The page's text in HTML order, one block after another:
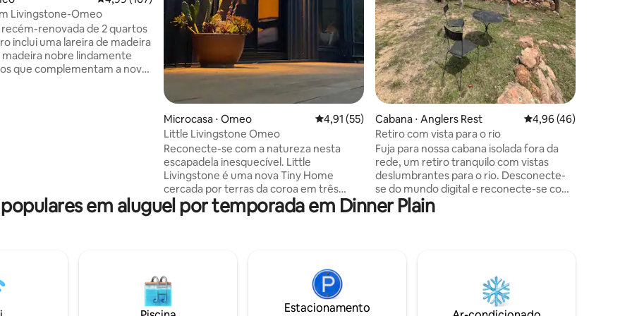
Livingstone-Omeo
recém-renovada de 2 quartos
inclui uma lareira de madeira
madeira nobre lindamente
que complementam a nova
Ciclismo de
e todas as coisas de
Microcasa ⋅ Omeo 4,91 de uma avaliação média de 5, 55 avaliações
4,91 (55)
Little Livingstone Omeo
Reconecte-se com a natureza nesta
escapadela inesquecível. Little
Livingstone é uma nova Tiny Home
cercada por terras da coroa em três
lados e com vista para Livingstone Creek
e Mount Mesley. Esta é uma calma
que Little Livingstone é uma verdadeira
fuga com uma localização super privada,
olhando para as montanhas, nadando no
riacho ou relaxando no banho. Um lugar
Cabana ⋅ Anglers Rest 4,96 de uma
4,96 (46)
Retiro com vista para o rio
Fuja para nossa cabana isolada fora da
rede, um retiro tranquilo com vistas
deslumbrantes para o rio. Desconecte-
se do mundo digital e reconecte-se com
a natureza. Desfrute de acesso privado
ao rio, um espaço rústico moderno, um
explore trilhas de caminhada nas
proximidades. Ideal para famílias e cães,
esta cabana inspira criatividade e
em aluguel por temporada em Dinner Plain
Estacionamento